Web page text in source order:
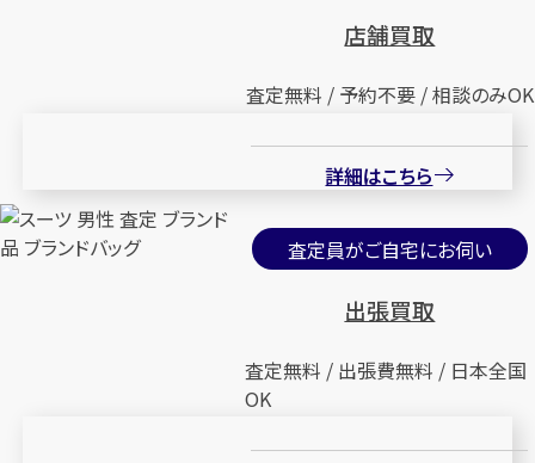
店舗買取
査定無料 / 予約不要 / 相談のみOK
詳細はこちら
査定員がご自宅にお伺い
出張買取
査定無料 / 出張費無料 / 日本全国
OK